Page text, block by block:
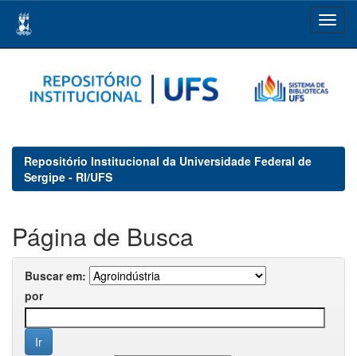
navigation
Repositório Institucional da Universidade Federal de
Sergipe - RI/UFS
Página de Busca
Buscar em:
por